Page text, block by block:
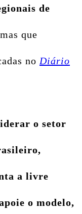
de
que
no Diário
o setor
a livre
o modelo,